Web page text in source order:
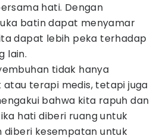
hati. Dengan
batin dapat menyamar
dapat lebih peka terhadap
lain.
tidak hanya
terapi medis, tetapi juga
bahwa kita rapuh dan
hati diberi ruang untuk
kesempatan untuk